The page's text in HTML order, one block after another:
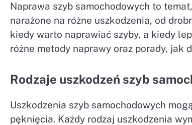
Naprawa szyb samochodowych to
narażone na różne uszkodzenia, od
kiedy warto naprawiać szyby, a kiedy
różne metody naprawy oraz porady, jak
Rodzaje uszkodzeń szyb
Uszkodzenia szyb samochodowych
pęknięcia. Każdy rodzaj uszkodzenia